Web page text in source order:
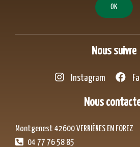
Nous suivre
Instagram
Nous
Montgenest 42600 VERRIÈRES EN FOREZ
04 77 76 58 85